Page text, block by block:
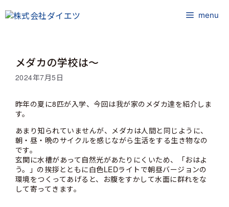
ン
menu
メダカの学校は～
2024年7月5日
昨年の夏に8匹が入学、今回は我が家のメダカ達を紹介しま
す。
あまり知られていませんが、メダカは人間と同じように、
朝・昼・晩のサイクルを感じながら生活をする生き物なの
です。
玄関に水槽があって自然光があたりにくいため、「おはよ
う。」の挨拶とともに白色LEDライトで朝昼バージョンの
環境をつくってあげると、お腹をすかして水面に群れをな
して寄ってきます。